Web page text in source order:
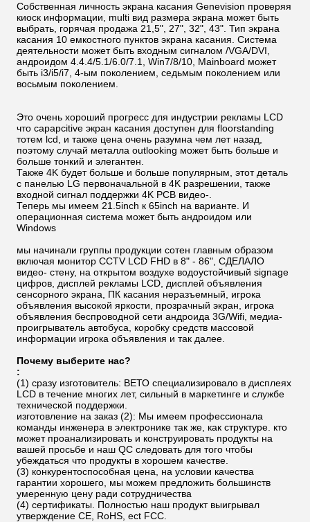
Собственная личность экрана касания Genevision проверяя
киоск информации, multi вид размера экрана может быть
выбрать, горячая продажа 21,5", 27", 32", 43". Тип экрана
касания 10 емкостного пунктов экрана касания. Система
деятельности может быть входным сигналом /VGA/DVI,
андроидом 4.4.4/5.1/6.0/7.1, Win7/8/10, Mainboard может
быть i3/i5/i7, 4-ым поколением, седьмым поколением или
восьмым поколением.
Это очень хороший прогресс для индустрии рекламы LCD
что capapcitive экран касания доступен для floorstanding
тотем lcd, и также цена очень разумна чем лет назад,
поэтому случай металла outlooking может быть больше и
больше тонкий и элегантен.
Также 4K будет больше и больше популярным, этот деталь
с панелью LG первоначальной в 4K разрешении, также
входной сигнал поддержки 4K PCB видео-.
Теперь мы имеем 21.5inch к 65inch на варианте. И
операционная система может быть андроидом или
Windows
мы начинали группы продукции сотен главным образом
включая монитор CCTV LCD FHD в 8" - 86", СДЕЛАЛО
видео- стену, на открытом воздухе водоустойчивый signage
цифров, дисплей рекламы LCD, дисплей объявления
сенсорного экрана, ПК касания неразъемный, игрока
объявления высокой яркости, прозрачный экран, игрока
объявления беспроводной сети андроида 3G/Wifi, медиа-
проигрыватель автобуса, коробку средств массовой
информации игрока объявления и так далее.
Почему выберите нас?
:
(1) сразу изготовитель: ВЕТО специализировало в дисплеях
LCD в течение многих лет, сильный в маркетинге и службе
технической поддержки.
изготовление на заказ (2): Мы имеем профессионала
команды инженера в электронике так же, как структуре. кто
может проанализировать и конструировать продукты на
вашей просьбе и наш QC следовать для того чтобы
убеждаться что продукты в хорошем качестве.
(3) конкурентоспособная цена, на условии качества
гарантии хорошего, мы можем предложить большинств
умеренную цену ради сотрудничества
(4) сертификаты. Полностью наш продукт выигрывал
утверждение CE, RoHS, ect FCC.